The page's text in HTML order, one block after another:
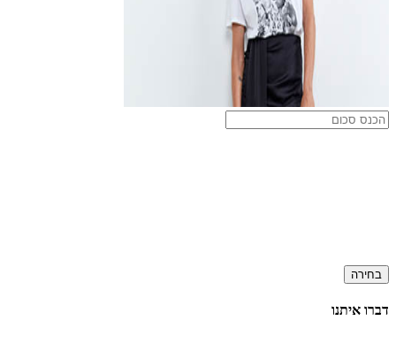
בחירה
דברו איתנו